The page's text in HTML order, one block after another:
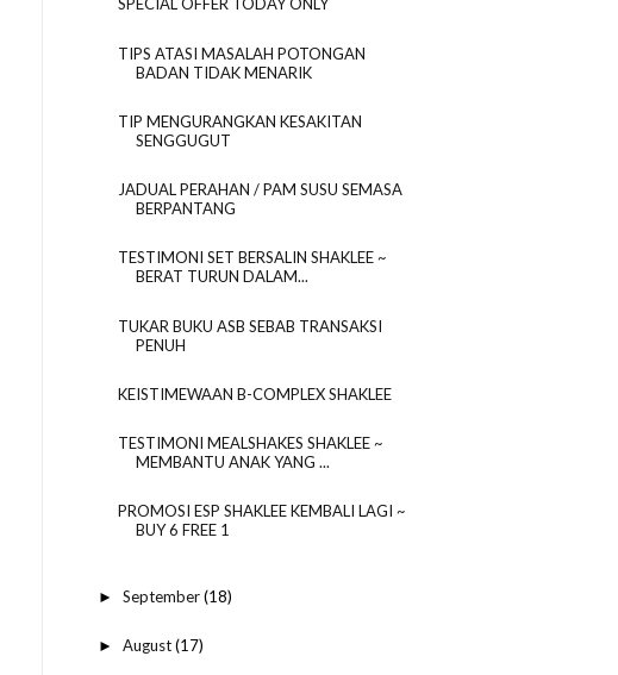
SPECIAL OFFER TODAY ONLY
TIPS ATASI MASALAH POTONGAN
BADAN TIDAK MENARIK
TIP MENGURANGKAN KESAKITAN
SENGGUGUT
JADUAL PERAHAN / PAM SUSU SEMASA
BERPANTANG
TESTIMONI SET BERSALIN SHAKLEE ~
BERAT TURUN DALAM...
TUKAR BUKU ASB SEBAB TRANSAKSI
PENUH
KEISTIMEWAAN B-COMPLEX SHAKLEE
TESTIMONI MEALSHAKES SHAKLEE ~
MEMBANTU ANAK YANG ...
PROMOSI ESP SHAKLEE KEMBALI LAGI ~
BUY 6 FREE 1
► September(18)
► August(17)